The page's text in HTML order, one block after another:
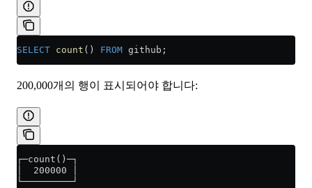
SELECT count () FROM github;
200,000개의 행이 표시되어야 합니다:
┌─count()─┐
│  200000 │
└─────────┘